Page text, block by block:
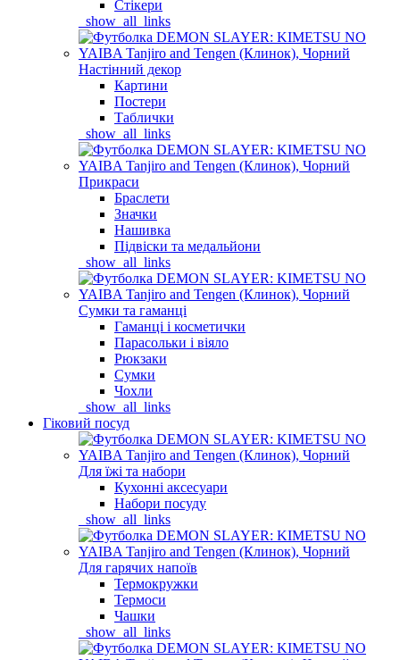
Стікери
_show_all_links
Настінний декор
Картини
Постери
Таблички
_show_all_links
Прикраси
Браслети
Значки
Нашивка
Підвіски та медальйони
_show_all_links
Сумки та гаманці
Гаманці і косметички
Парасольки і віяло
Рюкзаки
Сумки
Чохли
_show_all_links
Гіковий посуд
Для їжі та набори
Кухонні аксесуари
Набори посуду
_show_all_links
Для гарячих напоїв
Термокружки
Термоси
Чашки
_show_all_links